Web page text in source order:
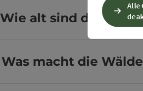
Wie alt sind die
Was macht die
Alle